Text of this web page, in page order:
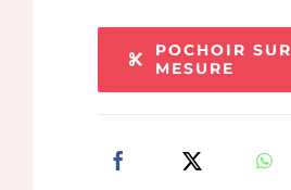
POCHOIR SUR
MESURE